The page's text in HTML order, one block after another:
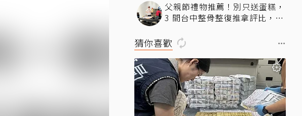
父親節禮物推薦！別只送蛋糕，
3 間台中整骨整復推拿評比，送
猜你喜歡